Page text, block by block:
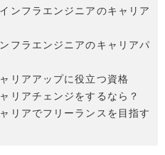
ンフラエンジニアのキャリア
フラエンジニアのキャリアパ
リアアップに役立つ資格
リアチェンジをするなら？
リアでフリーランスを目指す